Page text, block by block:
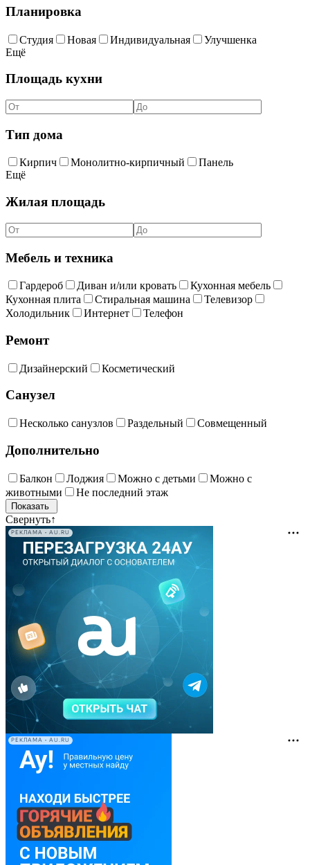
Планировка
Студия Новая Индивидуальная
Улучшенка
Ещё
Площадь кухни
Тип дома
Кирпич Монолитно-кирпичный
Панель
Ещё
Жилая площадь
Мебель и техника
Гардероб Диван и/или кровать
Кухонная мебель
Кухонная плита
Стиральная машина
Телевизор
Холодильник
Интернет Телефон
Ремонт
Дизайнерский Косметический
Санузел
Несколько санузлов Раздельный Совмещенный
Дополнительно
Балкон Лоджия Можно с детьми
Можно с
животными
Не последний этаж
Свернуть↑
РЕКЛАМА • AU.RU
РЕКЛАМА • AU.RU